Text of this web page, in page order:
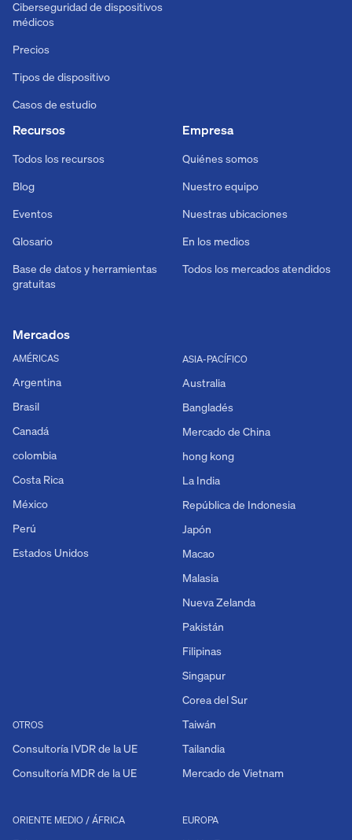
Ciberseguridad de dispositivos
médicos
Precios
Tipos de dispositivo
Casos de estudio
Recursos
Todos los recursos
Blog
Eventos
Glosario
Base de datos y herramientas
gratuitas
Empresa
Quiénes somos
Nuestro equipo
Nuestras ubicaciones
En los medios
Todos los mercados atendidos
Mercados
AMÉRICAS
Argentina
Brasil
Canadá
colombia
Costa Rica
México
Perú
Estados Unidos
OTROS
Consultoría IVDR de la UE
Consultoría MDR de la UE
EUROPA
ORIENTE MEDIO / ÁFRICA
ASIA-PACÍFICO
Australia
Bangladés
Mercado de China
hong kong
La India
República de Indonesia
Japón
Macao
Malasia
Nueva Zelanda
Pakistán
Filipinas
Singapur
Corea del Sur
Taiwán
Tailandia
Mercado de Vietnam